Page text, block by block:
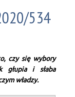
534
czy się wybory
i słaba
władzy.